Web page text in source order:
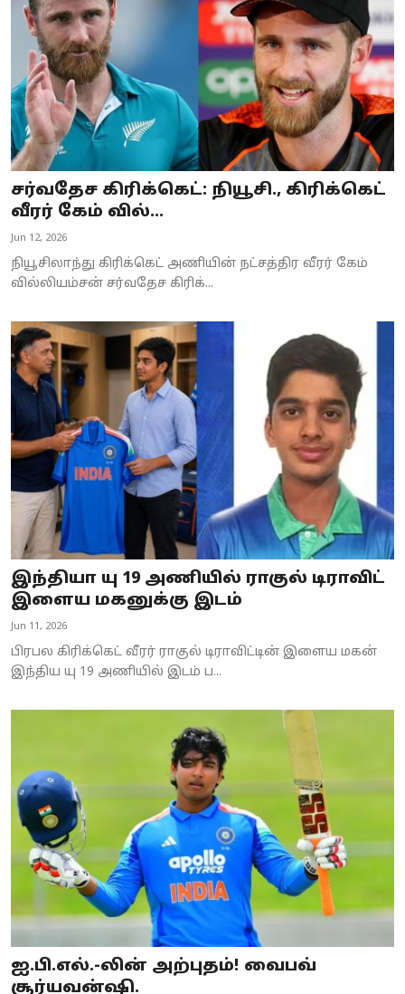
சர்வதேச கிரிக்கெட்: நியூசி., கிரிக்கெட்
வீரர் கேம் வில்...
Jun 12, 2026
நியூசிலாந்து கிரிக்கெட் அணியின் நட்சத்திர வீரர் கேம்
வில்லியம்சன் சர்வதேச கிரிக்...
இந்தியா யு 19 அணியில் ராகுல் டிராவிட்
இளைய மகனுக்கு இடம்
Jun 11, 2026
பிரபல கிரிக்கெட் வீரர் ராகுல் டிராவிட்டின் இளைய மகன்
இந்திய யு 19 அணியில் இடம் ப...
ஐ.பி.எல்.-லின் அற்புதம்! வைபவ்
சூர்யவன்ஷி.